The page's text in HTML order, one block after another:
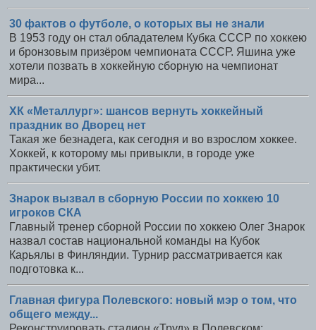
30 фактов о футболе, о которых вы не знали
В 1953 году он стал обладателем Кубка СССР по хоккею
и бронзовым призёром чемпионата СССР. Яшина уже
хотели позвать в хоккейную сборную на чемпионат
мира...
ХК «Металлург»: шансов вернуть хоккейный
праздник во Дворец нет
Такая же безнадега, как сегодня и во взрослом хоккее.
Хоккей, к которому мы привыкли, в городе уже
практически убит.
Знарок вызвал в сборную России по хоккею 10
игроков СКА
Главный тренер сборной России по хоккею Олег Знарок
назвал состав национальной команды на Кубок
Карьялы в Финляндии. Турнир рассматривается как
подготовка к...
Главная фигура Полевского: новый мэр о том, что
общего между...